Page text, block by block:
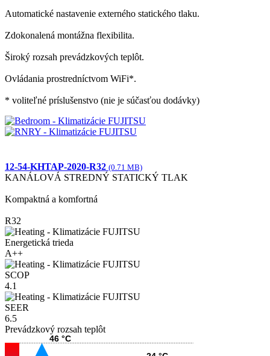
Automatické nastavenie externého statického tlaku.
Zdokonalená montážna flexibilita.
Široký rozsah prevádzkových teplôt.
Ovládania prostredníctvom WiFi*.
* voliteľné príslušenstvo (nie je súčasťou dodávky)
12-54-KHTAP-2020-R32 (0.71 MB)
KANÁLOVÁ STREDNÝ STATICKÝ TLAK
Kompaktná a komfortná
R32
Energetická trieda
A++
SCOP
4.1
SEER
6.5
Prevádzkový rozsah teplôt
46 °C